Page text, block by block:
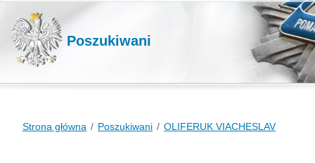
Poszukiwani
Strona główna Poszukiwani OLIFERUK VIACHESLAV